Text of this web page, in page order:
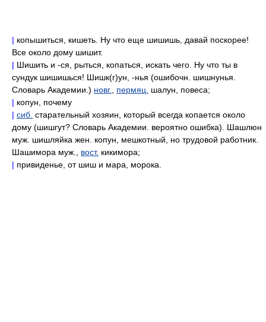
| копышиться, кишеть. Ну что еще шишишь, давай поскорее!
Все около дому шишит.
| Шишить и -ся, рыться, копаться, искать чего. Ну что ты в
сундук шишишься! Шишк(г)ун, -нья (ошибочн. шишнунья.
Словарь Академии.) новг. пермяц.
шалун, повеса;
| копун, почему
| сиб. старательный хозяин, который всегда копается около
дому (шишгут? Словарь Академии. вероятно ошибка). Шашлюн
муж. шишляйка жен. копун, мешкотный, но трудовой работник.
Шашимора муж., вост. кикимора;
| привиденье, от шиш и мара, морока.